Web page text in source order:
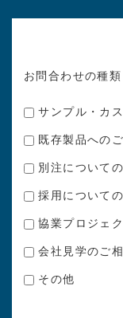
お問合わせの種類
サンプル・カ
既存製品への
別注について
採用について
協業プロジェ
会社見学のご
その他